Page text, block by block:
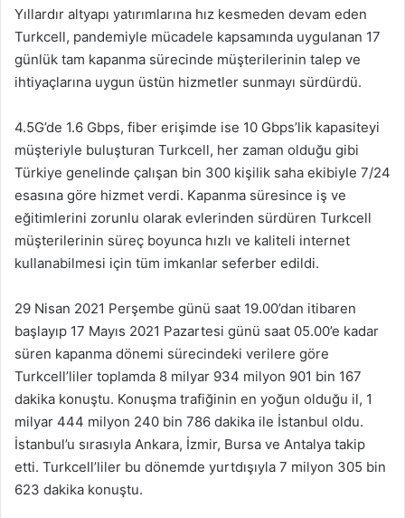
Yıllardır altyapı yatırımlarına hız kesmeden devam eden
Turkcell, pandemiyle mücadele kapsamında uygulanan 17
günlük tam kapanma sürecinde müşterilerinin talep ve
ihtiyaçlarına uygun üstün hizmetler sunmayı sürdürdü.
4.5G’de 1.6 Gbps, fiber erişimde ise 10 Gbps’lik kapasiteyi
müşteriyle buluşturan Turkcell, her zaman olduğu gibi
Türkiye genelinde çalışan bin 300 kişilik saha ekibiyle 7/24
esasına göre hizmet verdi. Kapanma süresince iş ve
eğitimlerini zorunlu olarak evlerinden sürdüren Turkcell
müşterilerinin süreç boyunca hızlı ve kaliteli internet
kullanabilmesi için tüm imkanlar seferber edildi.
29 Nisan 2021 Perşembe günü saat 19.00’dan itibaren
başlayıp 17 Mayıs 2021 Pazartesi günü saat 05.00’e kadar
süren kapanma dönemi sürecindeki verilere göre
Turkcell’liler toplamda 8 milyar 934 milyon 901 bin 167
dakika konuştu. Konuşma trafiğinin en yoğun olduğu il, 1
milyar 444 milyon 240 bin 786 dakika ile İstanbul oldu.
İstanbul’u sırasıyla Ankara, İzmir, Bursa ve Antalya takip
etti. Turkcell’liler bu dönemde yurtdışıyla 7 milyon 305 bin
623 dakika konuştu.